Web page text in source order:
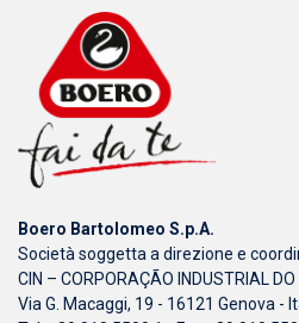
Boero Bartolomeo S.p.A.
Società soggetta a direzione e
CIN – CORPORAÇÃO INDUSTRIAL DO
Via G. Macaggi, 19 - 16121 Genova -